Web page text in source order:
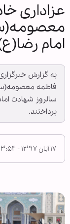
عزاداری
امام
به گزارش
فاطمه
سالروز شهادت
پرداختند.
۱۷ آبان ۱۳۹۷ - ۱۳:۵۴